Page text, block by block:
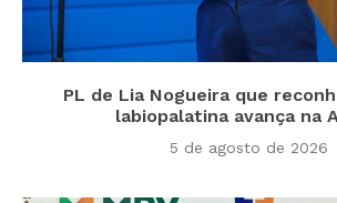
PL de Lia Nogueira que
labiopalatina avança na
5 de agosto de 2026